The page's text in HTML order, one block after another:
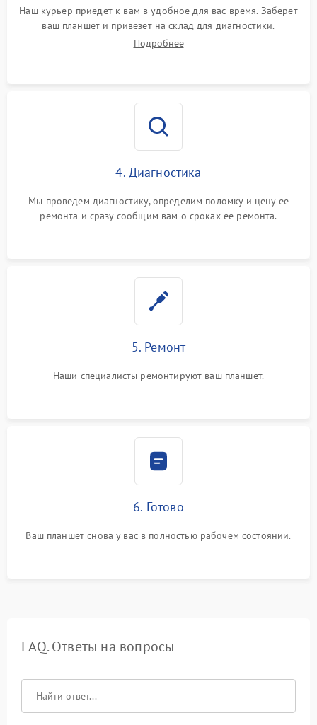
Наш курьер приедет к вам в удобное для вас время. Заберет
ваш планшет и привезет на склад для диагностики.
Подробнее
4. Диагностика
Мы проведем диагностику, определим поломку и цену ее
ремонта и сразу сообщим вам о сроках ее ремонта.
5. Ремонт
Наши специалисты ремонтируют ваш планшет.
6. Готово
Ваш планшет снова у вас в полностью рабочем состоянии.
FAQ. Ответы на вопросы